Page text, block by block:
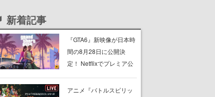
新着記事
『GTA6』新映像が日本時
間の8月28日に公開決
定！ Netflixでプレミア公
イトでも公開へ
アニメ『バトルスピリッ